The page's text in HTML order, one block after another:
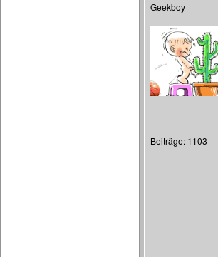
Geekboy
Beiträge: 1103